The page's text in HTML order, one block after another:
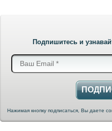
Подпишитесь и
Нажимая кнопку подписаться, Вы даете